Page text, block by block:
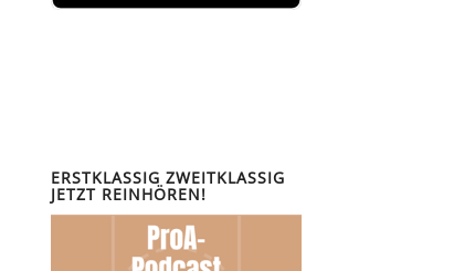
ERSTKLASSIG ZWEITKLASSIG
JETZT REINHÖREN!